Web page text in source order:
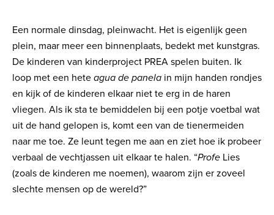
Een normale dinsdag, pleinwacht. Het is eigenlijk geen
plein, maar meer een binnenplaats, bedekt met kunstgras.
De kinderen van kinderproject PREA spelen buiten. Ik
loop met een hete agua de panela in mijn handen rondjes
en kijk of de kinderen elkaar niet te erg in de haren
vliegen. Als ik sta te bemiddelen bij een potje voetbal wat
uit de hand gelopen is, komt een van de tienermeiden
naar me toe. Ze leunt tegen me aan en ziet hoe ik probeer
verbaal de vechtjassen uit elkaar te halen. “Profe Lies
(zoals de kinderen me noemen), waarom zijn er zoveel
slechte mensen op de wereld?”